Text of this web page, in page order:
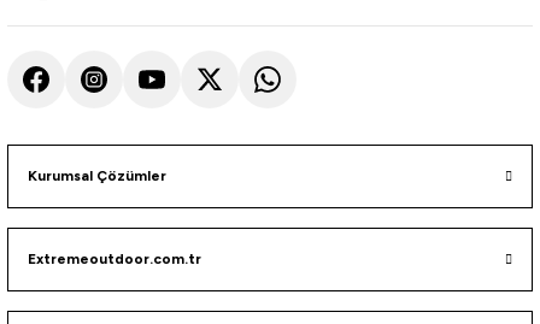
Havale ile 1.804,10 ₺
ASH Twilight Dried Pine Violet Blossom
Stanley
Stanley The AeroLight Transit Termos Bardak 0.60 Lt
2.929,00₺
Havale ile 2.643,42 ₺
Kurumsal Çözümler
Extremeoutdoor.com.tr